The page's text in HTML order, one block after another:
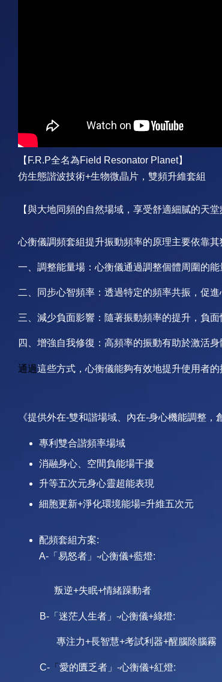
【F.R.P全名為Field Resonator Planet】
仿生態諧波技術+生物微晶片，雙頻升維套組
【與大地同頻的自然場域，享受舒適細膩的天堂
心衡儀調頻套組提升振動頻率的原理主要依靠
一、調整能量場：心衡儀通過調整個體周圍的
二、同步心智頻率：透過特定的頻率共振，促
三、減少負面影響：隨著振動頻率的提升，負
四、增強自我修復：高頻率的振動有助於激活
通過這些方式，心衡儀能夠有效地提升使用者
《提供外在-雙和諧場域、內在-身心機能調整，
專利雙合諧頻率場域
消融身心、空間負能場干擾
升等五次元身心靈超能表現
細胞更新+淨化環境能場=升維五次元
配頻套組方案:
A-「易怒者」-心衡儀+藍燈:
叛逆+失眠+情緒躁動者
B-「 迷茫人生者」-心衡儀+綠燈:
專注力+長智慧+考試利器+醒腦除腦霧
C- 「愛的匱乏者」-心衡儀+紅燈: